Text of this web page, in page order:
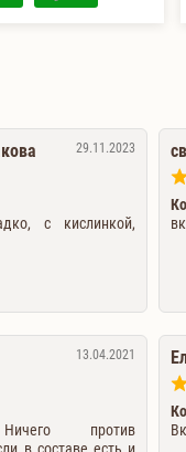
29.11.2023
с кислинкой,
13.04.2021
против